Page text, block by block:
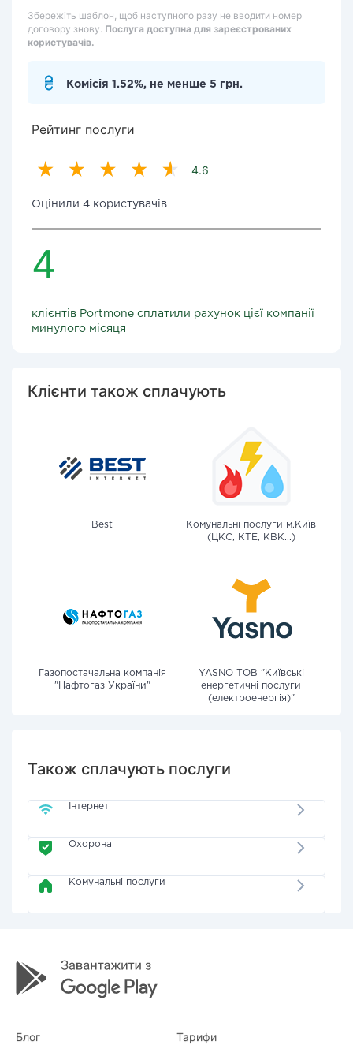
Збережіть шаблон, щоб наступного разу не вводити номер
договору знову. Послуга доступна для зареєстрованих
користувачів.
Комісія 1.52%, не менше 5 грн.
Рейтинг послуги
4.6
Оцінили 4 користувачів
4
клієнтів Portmone сплатили рахунок цієї компанії
минулого місяця
Клієнти також сплачують
Best
Комунальні послуги м.Київ
(ЦКС, КТЕ, КВК...)
Газопостачальна компанія
"Нафтогаз України"
YASNO ТОВ "Київські
енергетичні послуги
(електроенергія)"
Також сплачують послуги
Інтернет
Охорона
Комунальні послуги
Блог Тарифи